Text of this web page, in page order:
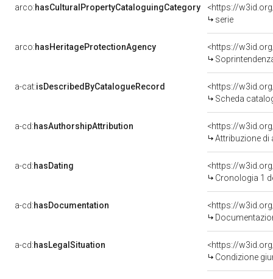
arco:hasCulturalPropertyCataloguingCategory
<https://
serie
arco:hasHeritageProtectionAgency
<https://
a-cat:isDescribedByCatalogueRecord
<https://
Scheda
a-cd:hasAuthorshipAttribution
Attribuzione di
a-cd:hasDating
<https://
Cronologia 1
a-cd:hasDocumentation
a-cd:hasLegalSituation
Condizione